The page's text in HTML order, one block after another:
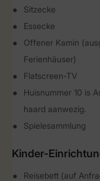
Sitzecke
Essecke
Offener Kamin
Ferienhäuser)
Flatscreen-TV
Huisnummer 10 is
haard aanwezig.
Spielesammlung
Kinder-
Reisebett (auf